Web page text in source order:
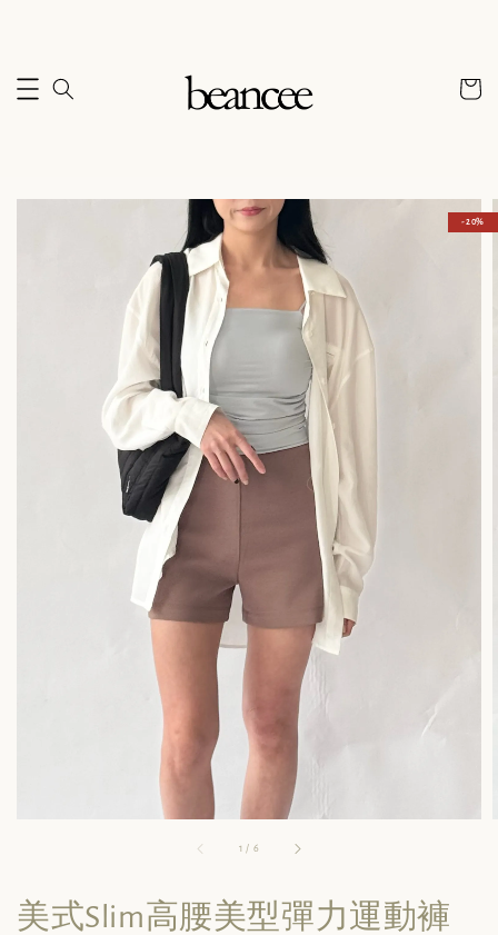
1 / 6
- 20%
美式Slim高腰美型彈力運動褲